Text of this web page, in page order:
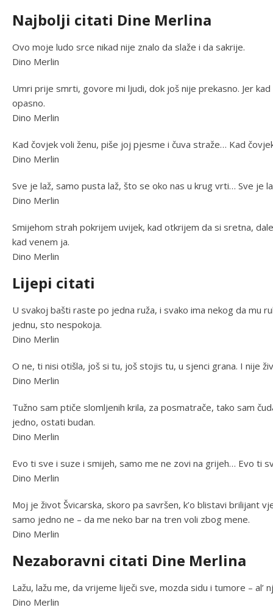
Najbolji citati Dine Merlina
Ovo moje ludo srce nikad nije znalo da slaže i da sakrije.
Dino Merlin
Umri prije smrti, govore mi ljudi, dok još nije prekasno. Jer
opasno.
Dino Merlin
Kad čovjek voli ženu, piše joj pjesme i čuva straže… Kad
Dino Merlin
Sve je laž, samo pusta laž, što se oko nas u krug vrti… Sve je
Dino Merlin
Smijehom strah pokrijem uvijek, kad otkrijem da si sretna,
kad venem ja.
Dino Merlin
Lijepi citati
U svakoj bašti raste po jedna ruža, i svako ima nekog da mu
jednu, sto nespokoja.
Dino Merlin
O ne, ti nisi otišla, još si tu, još stojis tu, u sjenci grana. I nije
Dino Merlin
Tužno sam ptiče slomljenih krila, za posmatrače, tako sam
jedno, ostati budan.
Dino Merlin
Evo ti sve i suze i smijeh, samo me ne zovi na grijeh… Evo ti
Dino Merlin
Moj je život Švicarska, skoro pa savršen, k’o blistavi brilijant
samo jedno ne – da me neko bar na tren voli zbog mene.
Dino Merlin
Nezaboravni citati Dine Merlina
Lažu, lažu me, da vrijeme liječi sve, mozda sidu i tumore – al’
Dino Merlin